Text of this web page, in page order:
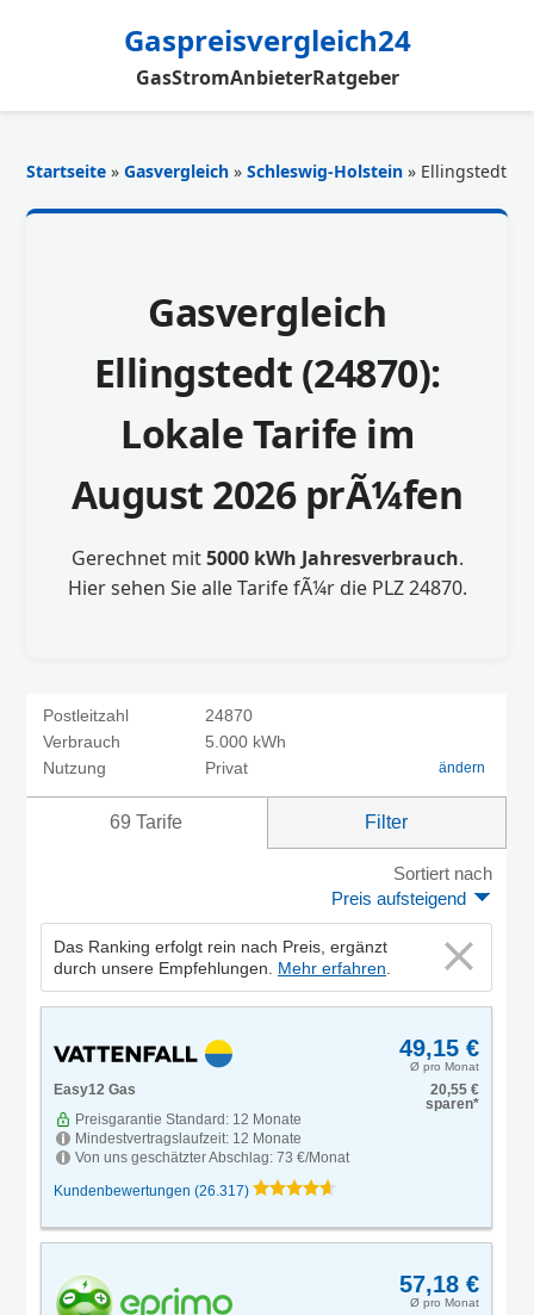
Gaspreisvergleich24
GasStromAnbieterRatgeber
Startseite »Gasvergleich »Schleswig-Holstein » Ellingstedt
Gasvergleich
Ellingstedt (24870):
Lokale Tarife im
August 2026 prÃ¼fen
Gerechnet mit5000 kWh Jahresverbrauch.
Hier sehen Sie alle Tarife fÃ¼r die PLZ 24870.